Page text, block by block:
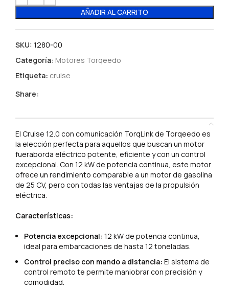
AÑADIR AL CARRITO
SKU: 1280-00
Categoría: Motores Torqeedo
Etiqueta: cruise
Share:
El Cruise 12.0 con comunicación TorqLink de Torqeedo es
la elección perfecta para aquellos que buscan un motor
fueraborda eléctrico potente, eficiente y con un control
excepcional. Con 12 kW de potencia continua, este motor
ofrece un rendimiento comparable a un motor de gasolina
de 25 CV, pero con todas las ventajas de la propulsión
eléctrica.
Características:
Potencia excepcional: 12 kW de potencia continua,
ideal para embarcaciones de hasta 12 toneladas.
Control preciso con mando a distancia: El sistema de
control remoto te permite maniobrar con precisión y
comodidad.